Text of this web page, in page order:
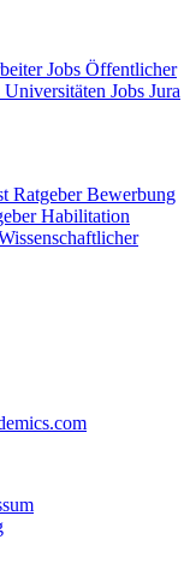
Jobs Öffentlicher
Universitäten Jobs Jura
Ratgeber Bewerbung
Habilitation